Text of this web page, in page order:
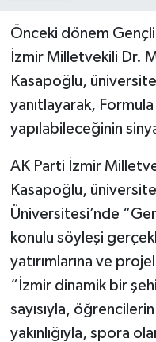
Önceki dönem
İzmir Milletvekili Dr.
Kasapoğlu,
yanıtlayarak,
yapılabileceğinin
AK Parti İzmir
Kasapoğlu,
Üniversitesi’nde
konulu söyleşi
yatırımlarına ve
“İzmir dinamik bir
sayısıyla,
yakınlığıyla, spora